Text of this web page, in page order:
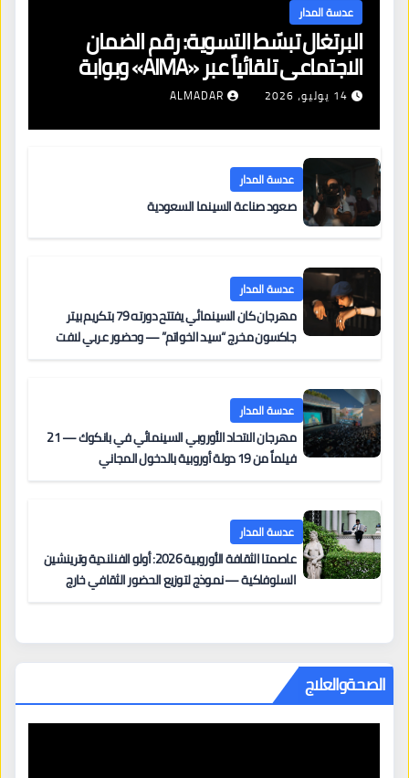
عدسة المدار
البرتغال تبسّط التسوية: رقم الضمان
الاجتماعي تلقائياً عبر «AIMA» وبوابة
جديدة لتجديد الإقامات
14 يوليو، 2026 ALMADAR
عدسة المدار
صعود صناعة السينما السعودية
عدسة المدار
مهرجان كان السينمائي يفتتح دورته 79 بتكريم بيتر
جاكسون مخرج “سيد الخواتم” — وحضور عربي لافت
عدسة المدار
مهرجان الاتحاد الأوروبي السينمائي في بانكوك — 21
فيلماً من 19 دولة أوروبية بالدخول المجاني
عدسة المدار
عاصمتا الثقافة الأوروبية 2026: أولو الفنلندية وترينشين
السلوفاكية — نموذج لتوزيع الحضور الثقافي خارج
الصحةوالعلاج